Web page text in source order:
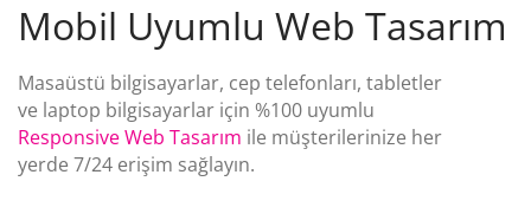
Mobil Uyumlu Web Tasarım
Masaüstü bilgisayarlar, cep telefonları, tabletler
ve laptop bilgisayarlar için %100 uyumlu
Responsive Web Tasarım ile müşterilerinize her
yerde 7/24 erişim sağlayın.